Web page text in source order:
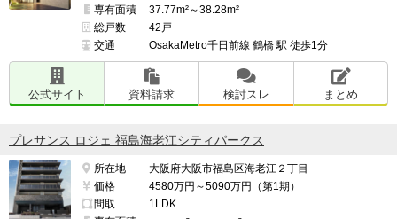
専有面積
37.77m²～38.28m²
総戸数
42戸
交通
OsakaMetro千日前線 鶴橋 駅 徒歩1分
公式サイト 資料請求 検討スレ まとめ
プレサンス ロジェ 福島海老江シティパークス
所在地
大阪府大阪市福島区海老江２丁目
価格
4580万円～5090万円（第1期）
間取
1LDK